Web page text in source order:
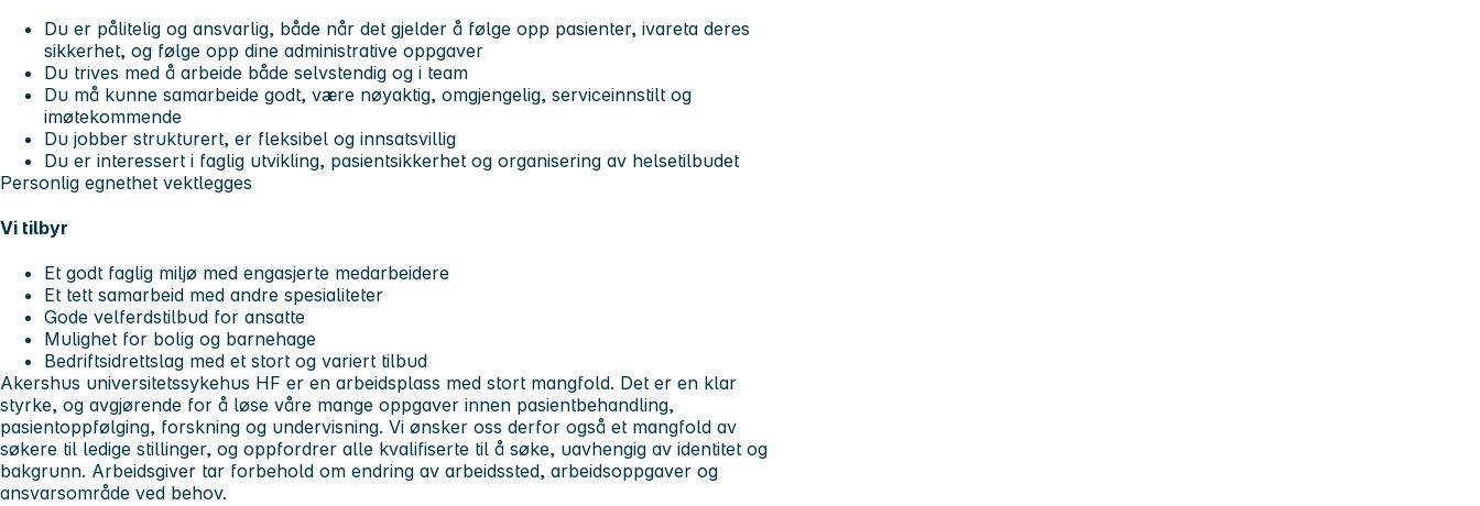
Du er pålitelig og ansvarlig, både når det gjelder å følge opp pasienter, ivareta deres
sikkerhet, og følge opp dine administrative oppgaver
Du trives med å arbeide både selvstendig og i team
Du må kunne samarbeide godt, være nøyaktig, omgjengelig, serviceinnstilt og
imøtekommende
Du jobber strukturert, er fleksibel og innsatsvillig
Du er interessert i faglig utvikling, pasientsikkerhet og organisering av helsetilbudet
Personlig egnethet vektlegges
Vi tilbyr
Et godt faglig miljø med engasjerte medarbeidere
Et tett samarbeid med andre spesialiteter
Gode velferdstilbud for ansatte
Mulighet for bolig og barnehage
Bedriftsidrettslag med et stort og variert tilbud
Akershus universitetssykehus HF er en arbeidsplass med stort mangfold. Det er en klar
styrke, og avgjørende for å løse våre mange oppgaver innen pasientbehandling,
pasientoppfølging, forskning og undervisning. Vi ønsker oss derfor også et mangfold av
søkere til ledige stillinger, og oppfordrer alle kvalifiserte til å søke, uavhengig av identitet og
bakgrunn. Arbeidsgiver tar forbehold om endring av arbeidssted, arbeidsoppgaver og
ansvarsområde ved behov.